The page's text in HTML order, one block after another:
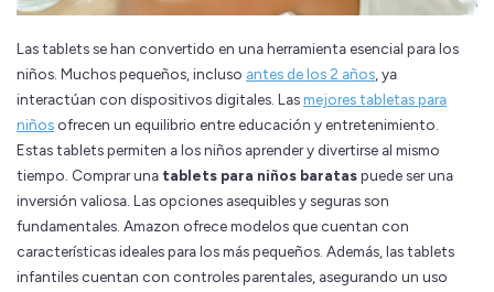
Las tablets se han convertido en una herramienta esencial para los
niños. Muchos pequeños, incluso antes de los 2 años, ya
interactúan con dispositivos digitales. Lasmejores tabletas para
niños ofrecen un equilibrio entre educación y entretenimiento.
Estas tablets permiten a los niños aprender y divertirse al mismo
tiempo. Comprar una tablets para niños barataspuede ser una
inversión valiosa. Las opciones asequibles y seguras son
fundamentales. Amazon ofrece modelos que cuentan con
características ideales para los más pequeños. Además, las tablets
infantiles cuentan con controles parentales, asegurando un uso